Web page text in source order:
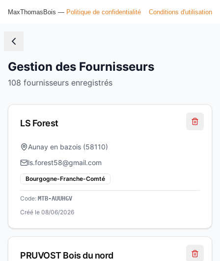
MaxThomasBois — Politique de confidentialité Conditions d'utilisation
Gestion des Fournisseurs
108 fournisseurs enregistrés
LS Forest
Aunay en bazois (58110)
ls.forest58@gmail.com
Bourgogne-Franche-Comté
Code: MTB-AUUHGV
Créé le 08/06/2026
PRUVOST Bois du nord